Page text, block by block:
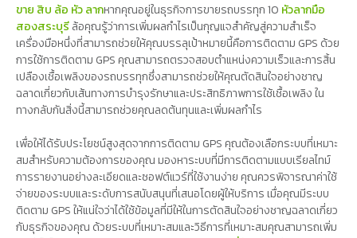
ขาย สิบ ล้อ หัว ลากหากคุณอยู่ในธุรกิจการขายรถบรรทุก 10 หัวลากมือ
สองสระบุรีล้อคุณรู้ว่าการเพิ่มผลกำไรเป็นกุญแจสำคัญสู่ความสำเร็จ
เครื่องมือหนึ่งที่สามารถช่วยให้คุณบรรลุเป้าหมายนี้คือการติดตาม GPS ด้วย
การใช้การติดตาม GPS คุณสามารถตรวจสอบตำแหน่งความเร็วและการสิ้น
เปลืองเชื้อเพลิงของรถบรรทุกซึ่งสามารถช่วยให้คุณตัดสินใจอย่างชาญ
ฉลาดเกี่ยวกับเส้นทางการบำรุงรักษาและประสิทธิภาพการใช้เชื้อเพลิง ใน
ทางกลับกันสิ่งนี้สามารถช่วยคุณลดต้นทุนและเพิ่มผลกำไร
เพื่อให้ได้รับประโยชน์สูงสุดจากการติดตาม GPS คุณต้องเลือกระบบที่เหมาะ
สมสำหรับความต้องการของคุณ มองหาระบบที่มีการติดตามแบบเรียลไทม์
การรายงานอย่างละเอียดและซอฟต์แวร์ที่ใช้งานง่าย คุณควรพิจารณาค่าใช้
จ่ายของระบบและระดับการสนับสนุนที่เสนอโดยผู้ให้บริการ เมื่อคุณมีระบบ
ติดตาม GPS ให้แน่ใจว่าได้ใช้ข้อมูลที่มีให้ในการตัดสินใจอย่างชาญฉลาดเกี่ยว
กับธุรกิจของคุณ ด้วยระบบที่เหมาะสมและวิธีการที่เหมาะสมคุณสามารถเพิ่ม